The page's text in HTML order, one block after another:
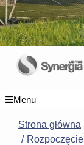
Menu
Strona główna